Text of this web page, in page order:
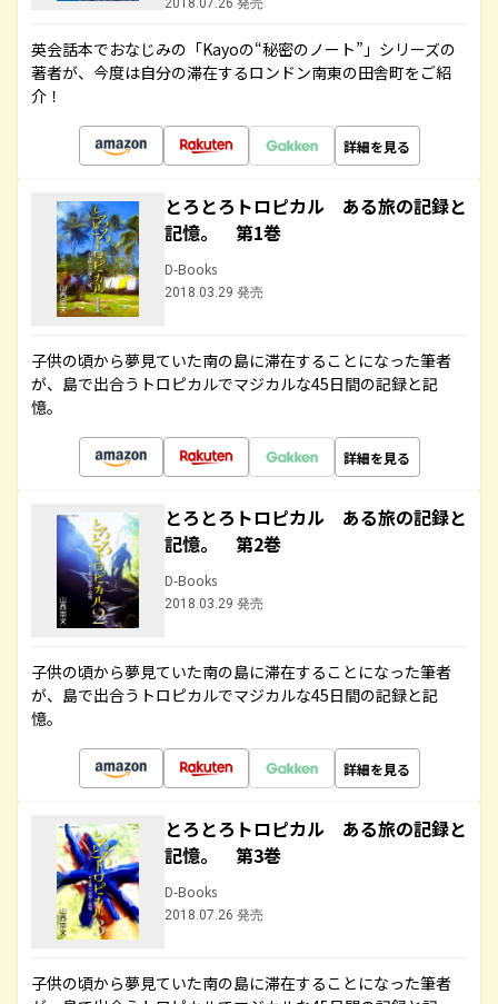
2018.07.26 発売
英会話本でおなじみの「Kayoの“秘密のノート”」シリーズの
著者が、今度は自分の滞在するロンドン南東の田舎町をご紹
介！
詳細を見る
とろとろトロピカル ある旅の記録と
記憶。 第1巻
D-Books
2018.03.29 発売
子供の頃から夢見ていた南の島に滞在することになった筆者
が、島で出合うトロピカルでマジカルな45日間の記録と記
憶。
詳細を見る
とろとろトロピカル ある旅の記録と
記憶。 第2巻
D-Books
2018.03.29 発売
子供の頃から夢見ていた南の島に滞在することになった筆者
が、島で出合うトロピカルでマジカルな45日間の記録と記
憶。
詳細を見る
とろとろトロピカル ある旅の記録と
記憶。 第3巻
D-Books
2018.07.26 発売
子供の頃から夢見ていた南の島に滞在することになった筆者